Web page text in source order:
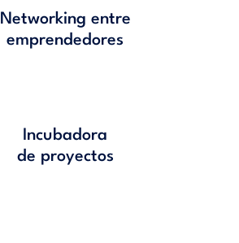
Networking entre
emprendedores
Incubadora
de proyectos